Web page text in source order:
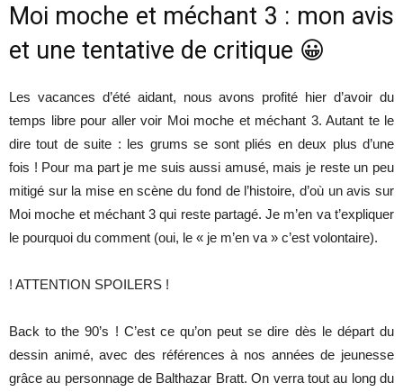
Moi moche et méchant 3 : mon avis
et une tentative de critique 😀
Les vacances d’été aidant, nous avons profité hier d’avoir du
temps libre pour aller voir Moi moche et méchant 3. Autant te le
dire tout de suite : les grums se sont pliés en deux plus d’une
fois ! Pour ma part je me suis aussi amusé, mais je reste un peu
mitigé sur la mise en scène du fond de l’histoire, d’où un avis sur
Moi moche et méchant 3 qui reste partagé. Je m’en va t’expliquer
le pourquoi du comment (oui, le « je m’en va » c’est volontaire).
! ATTENTION SPOILERS !
Back to the 90’s ! C’est ce qu’on peut se dire dès le départ du
dessin animé, avec des références à nos années de jeunesse
grâce au personnage de Balthazar Bratt. On verra tout au long du